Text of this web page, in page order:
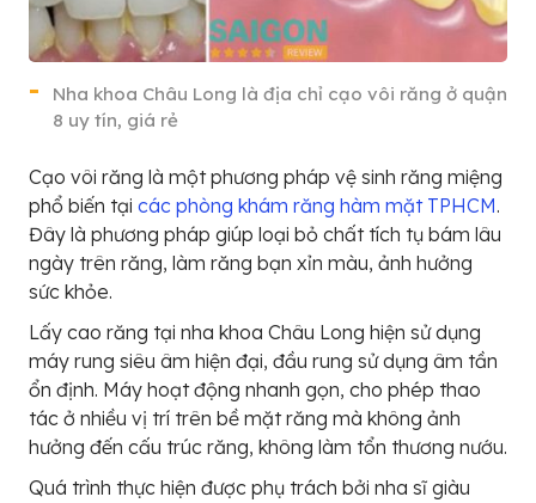
Nha khoa Châu Long là địa chỉ cạo vôi răng ở quận
8 uy tín, giá rẻ
Cạo vôi răng là một phương pháp vệ sinh răng miệng
phổ biến tại các phòng khám răng hàm mặt TPHCM.
Đây là phương pháp giúp loại bỏ chất tích tụ bám lâu
ngày trên răng, làm răng bạn xỉn màu, ảnh hưởng
sức khỏe.
Lấy cao răng tại nha khoa Châu Long hiện sử dụng
máy rung siêu âm hiện đại, đầu rung sử dụng âm tần
ổn định. Máy hoạt động nhanh gọn, cho phép thao
tác ở nhiều vị trí trên bề mặt răng mà không ảnh
hưởng đến cấu trúc răng, không làm tổn thương nướu.
Quá trình thực hiện được phụ trách bởi nha sĩ giàu